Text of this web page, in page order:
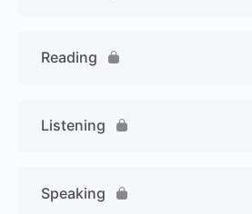
Reading
Listening
Speaking